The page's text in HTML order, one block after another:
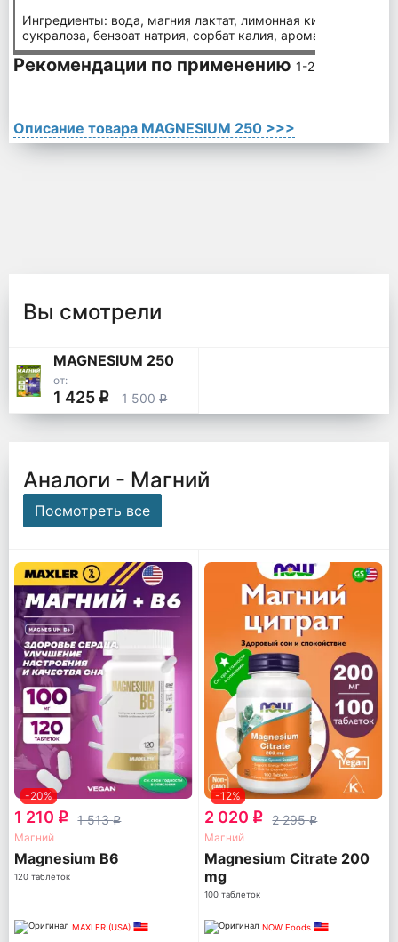
Ингредиенты: вода, магния лактат, лимонная кислота,
сукралоза, бензоат натрия, сорбат калия, ароматизатор
Рекомендации по применению 1-2 флакона в
Описание товара MAGNESIUM 250 >>>
Вы смотрели
MAGNESIUM 250
от:
1 425 q 1 500q
Аналоги - Магний
Посмотреть все
-20%
1 210 q 1 513q
Магний
Magnesium B6
120 таблеток
MAXLER (USA)
-12%
2 020 q 2 295q
Магний
Magnesium Citrate 200
mg
100 таблеток
NOW Foods